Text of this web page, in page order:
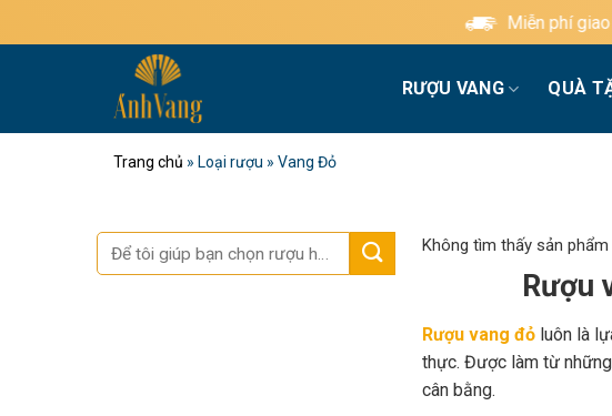
qua
Miễn phí giao hàng tiêu chuẩn
RƯỢU VANG QUÀ
Trang chủ » Loại rượu » Vang Đỏ
Tìm
kiếm:
Không tìm thấy sản
Rượu
Rượu vang đỏluôn là
thực. Được làm từ
cân bằng.